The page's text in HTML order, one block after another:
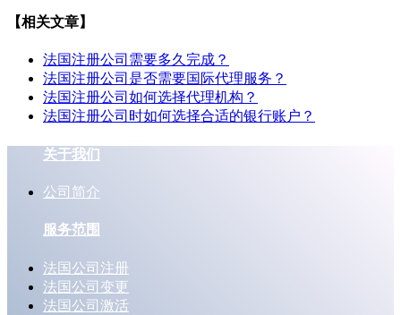
【相关文章】
法国注册公司需要多久完成？
法国注册公司是否需要国际代理服务？
法国注册公司如何选择代理机构？
法国注册公司时如何选择合适的银行账户？
关于我们
公司简介
服务范围
法国公司注册
法国公司变更
法国公司激活